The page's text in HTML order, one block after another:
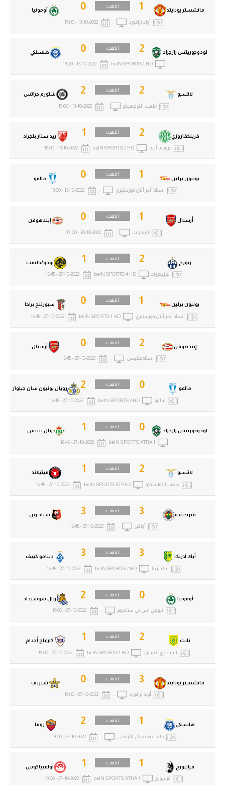
فرايبورج 1 انتهت
أولمبياكوس 1
فرايبورج beIN SPORTS XTRA 1
27-10-2022 - 19:00
هلسنكي 1 انتهت
روما 2
ملعب هلسنكي الأولمبي 27-10-2022 - 19:00
مانشستر يونايتد 3 انتهت
شيريف 0
أولد ترافورد 27-10-2022 - 19:00
نانت 2 انتهت
كاراباج أجدام 1
استاد دي لابيجيور beIN SPORTS 1 HD
27-10-2022 - 19:00
أومونيا 0 انتهت
ريال سوسيداد 2
نيو جي اس بي ستاديوم 27-10-2022 - 19:00
أيك لارنكا 3 انتهت
دينامو كييف 3
آيك أرينا beIN SPORTS 2 HD
27-10-2022 - 16:45
فنربخشة 3 انتهت
ستاد رين 3
أولكير 27-10-2022 - 16:45
لاتسيو 2 انتهت
ميتيلاند 1
ملعب الأوليمبيكو beIN SPORTS XTRA 2
27-10-2022 - 16:45
لودوجوريتس رازجراد 0 انتهت
ريال بيتيس 1
beIN SPORTS XTRA 1
27-10-2022 - 16:45
مالمو 0 انتهت
رويال يونيون سان جيلواز 2
مالمو beIN SPORTS 3 HD
27-10-2022 - 16:45
إيندهوفن 2 انتهت
أرسنال 0
استاد فيليبس 27-10-2022 - 16:45
يونيون برلين 1 انتهت
سبورتنج براجا 0
استاد آندر آلتن فورستيري beIN SPORTS 1 HD
27-10-2022 - 16:45
زيورخ 2 انتهت
بودو/جليمت 1
ليتزيجروند beIN SPORTS 4 HD
27-10-2022 - 16:45
أرسنال 1 انتهت
إيندهوفن 0
الإمارات 20-10-2022 - 17:00
يونيون برلين 1 انتهت
مالمو 0
استاد آندر آلتن فورستيري 13-10-2022 - 19:00
فرينكفاروزي 2 انتهت
ريد ستار بلجراد 1
جروباما أرينا beIN SPORTS 2 HD
13-10-2022 - 19:00
لاتسيو 2 انتهت
شتورم جراتس 2
ملعب الأوليمبيكو 13-10-2022 - 19:00
لودوجوريتس رازجراد 2 انتهت
هلسنكي 0
beIN SPORTS 1 HD
13-10-2022 - 19:00
مانشستر يونايتد 1 انتهت
أومونيا 0
أولد ترافورد 13-10-2022 - 19:00